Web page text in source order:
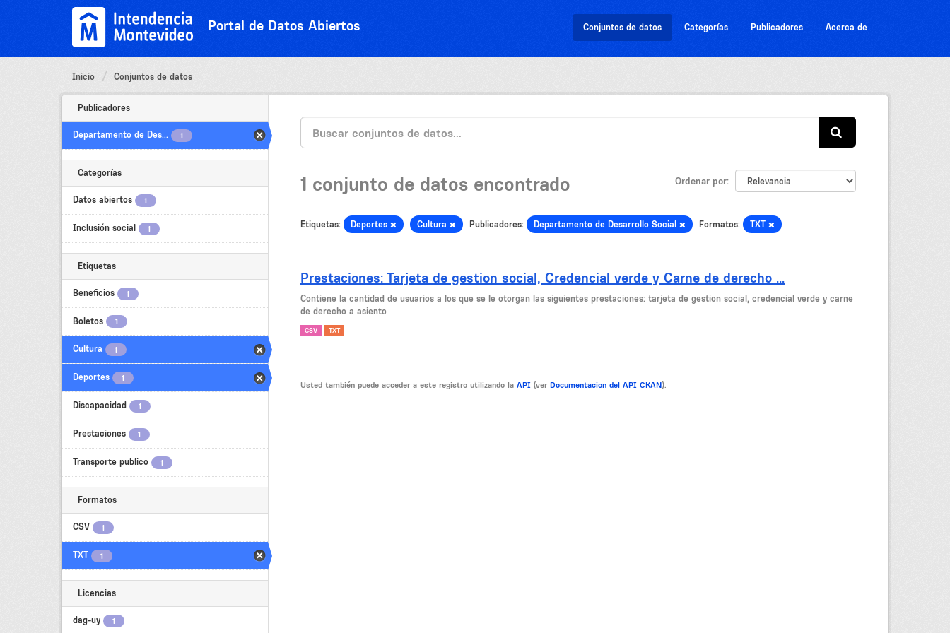
Portal de Datos Abiertos Conjuntos de datos Categorías Publicadores Acerca de
Inicio Conjuntos de datos
Publicadores
Departamento de Des... 1
Categorías
Datos abiertos 1
Inclusión social 1
Etiquetas
Beneficios 1
Boletos 1
Cultura 1
Deportes 1
Discapacidad 1
Prestaciones 1
Transporte publico 1
Formatos
CSV 1
TXT 1
Licencias
dag-uy 1
Ordenar por
1 conjunto de datos encontrado
Etiquetas: Deportes Cultura Publicadores: Departamento de Desarrollo Social Formatos: TXT
Prestaciones: Tarjeta de gestion social, Credencial verde y Carne de derecho ...
Contiene la cantidad de usuarios a los que se le otorgan las siguientes prestaciones: tarjeta de gestion social, credencial verde y carne
de derecho a asiento
CSV TXT
Usted también puede acceder a este registro utilizando la API (ver Documentacion del API CKAN).